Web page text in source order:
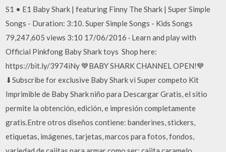
S1 • E1 Baby Shark | featuring Finny The Shark | Super Simple
Songs - Duration: 3:10. Super Simple Songs - Kids Songs
79,247,605 views 3:10 17/06/2016 · ️Learn and play with
Official Pinkfong Baby Shark toys ️ Shop here:
https://bit.ly/3974iNy 💙BABY SHARK CHANNEL OPEN!💙
⬇Subscribe for exclusive Baby Shark vi Super competo Kit
Imprimible de Baby Shark niño para Descargar Gratis, el sitio
permite la obtención, edición, e impresión completamente
gratis.Entre otros diseños contiene: banderines, stickers,
etiquetas, imágenes, tarjetas, marcos para fotos, fondos,